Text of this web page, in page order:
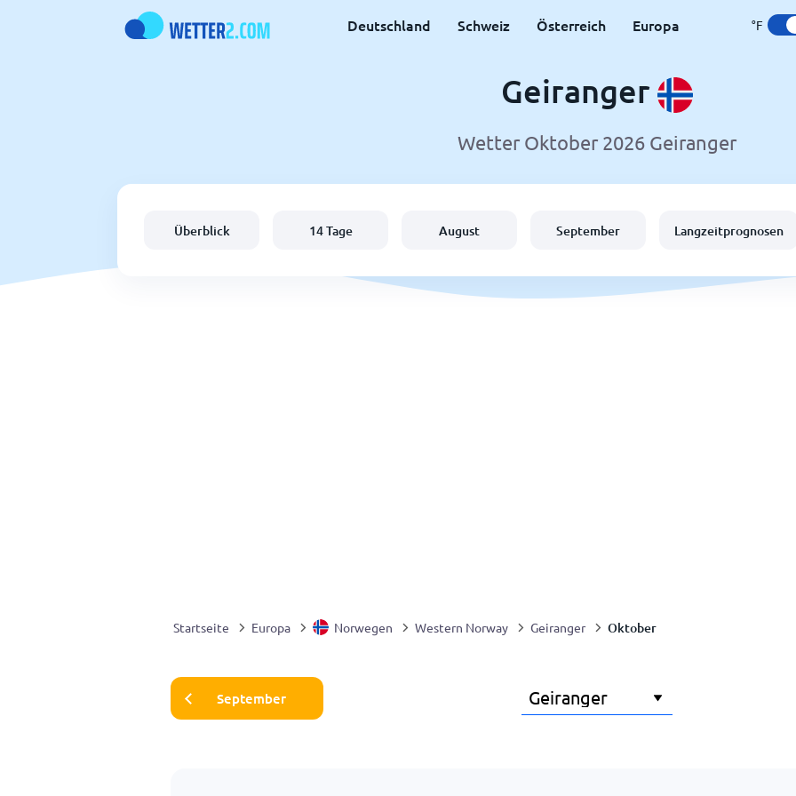
Deutschland Schweiz Österreich Europa °F
Geiranger
Wetter Oktober 2026 Geiranger
Überblick 14 Tage August September Langzeitprognosen
Startseite Europa Norwegen Western Norway Geiranger Oktober
September